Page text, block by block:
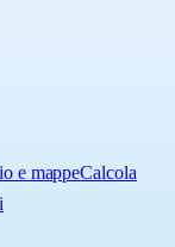
e mappeCalcola